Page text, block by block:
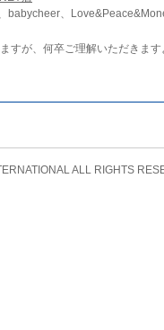
babycheer、
すが、何卒ご理解いただきます